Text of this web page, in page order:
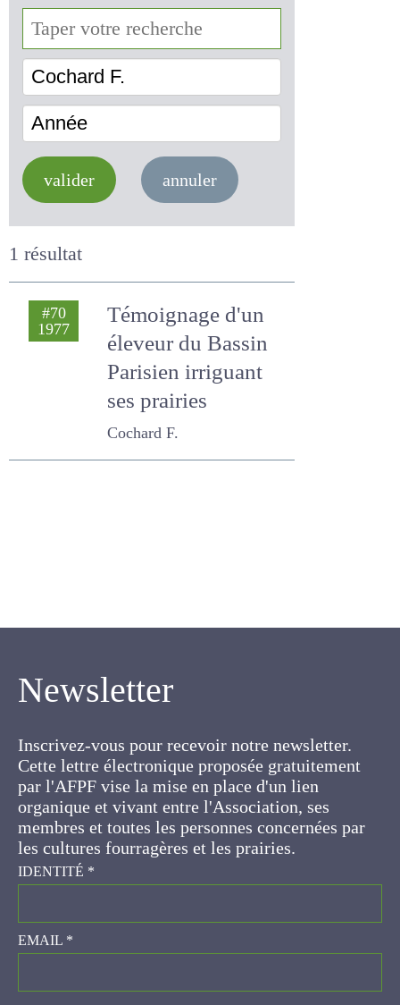
Cochard F.
valider annuler
1 résultat
#70
Témoignage d'un
éleveur du Bassin
Parisien irriguant
ses prairies
Cochard F.
Newsletter
Cette lettre électronique proposée
gratuitement par l'AFPF vise la mise en place
d'un lien organique et vivant entre l'Association,
ses membres et toutes les personnes
concernées par les cultures fourragères et les
prairies.
IDENTITÉ*
EMAIL*